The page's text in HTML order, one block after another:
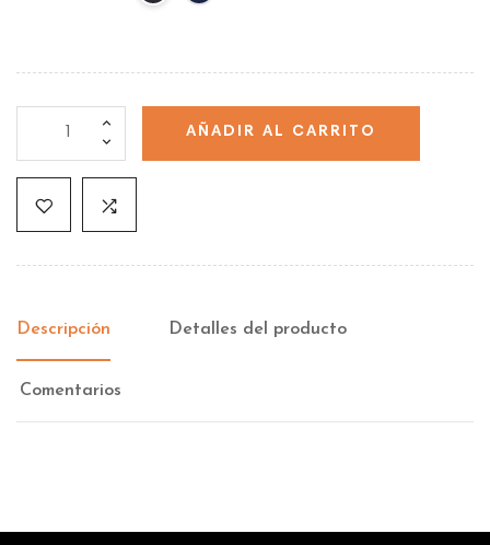
AÑADIR AL CARRITO
Descripción Detalles del producto
Comentarios